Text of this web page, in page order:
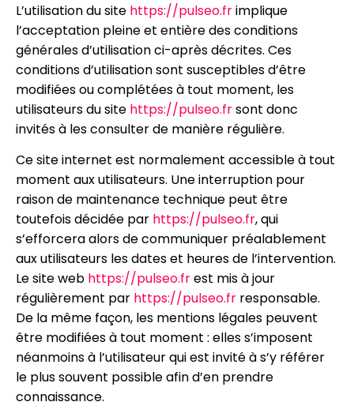
L’utilisation du site https://pulseo.frimplique
l’acceptation pleine et entière des conditions
générales d’utilisation ci-après décrites. Ces
conditions d’utilisation sont susceptibles d’être
modifiées ou complétées à tout moment, les
utilisateurs du site https://pulseo.frsont donc
invités à les consulter de manière régulière.
Ce site internet est normalement accessible à tout
moment aux utilisateurs. Une interruption pour
raison de maintenance technique peut être
toutefois décidée par https://pulseo.fr, qui
s’efforcera alors de communiquer préalablement
aux utilisateurs les dates et heures de l’intervention.
Le site web https://pulseo.frest mis à jour
régulièrement par https://pulseo.fr responsable.
De la même façon, les mentions légales peuvent
être modifiées à tout moment : elles s’imposent
néanmoins à l’utilisateur qui est invité à s’y référer
le plus souvent possible afin d’en prendre
connaissance.